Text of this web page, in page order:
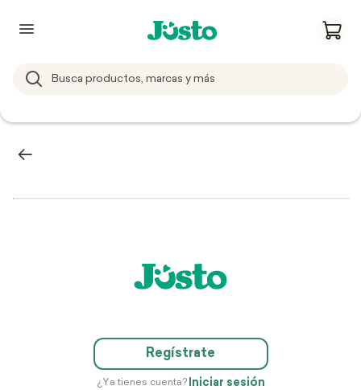
Regístrate
¿Ya tienes cuenta? Iniciar sesión